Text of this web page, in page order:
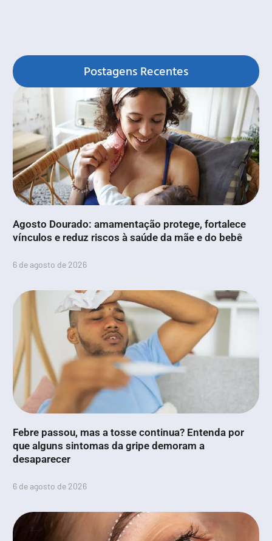
Postagens Recentes
Agosto Dourado: amamentação protege, fortalece
vínculos e reduz riscos à saúde da mãe e do bebê
6 de agosto de 2026
Febre passou, mas a tosse continua? Entenda por
que alguns sintomas da gripe demoram a
desaparecer
6 de agosto de 2026